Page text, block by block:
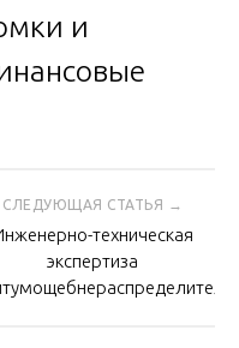
и
техническая
экспертиза